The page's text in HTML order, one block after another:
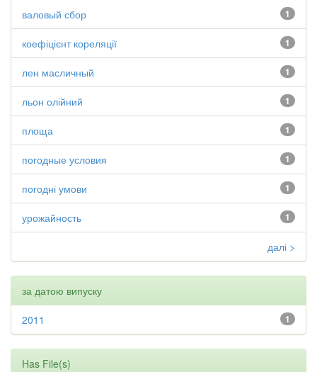
1
валовый сбор
1
коефіцієнт кореляції
1
лен масличный
1
льон олійний
1
площа
1
погодные условия
1
погодні умови
1
урожайность
далі >
за датою випуску
1
2011
Has File(s)